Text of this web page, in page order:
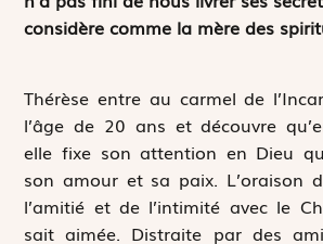
considère comme la mère des
Thérèse entre au carmel de
l’âge de 20 ans et découvre
elle fixe son attention en Dieu
son amour et sa paix. L’oraison
l’amitié et de l’intimité avec le
sait aimée. Distraite par des